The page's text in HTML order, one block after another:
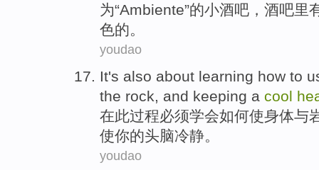
为“Ambiente”的小酒吧 ，酒吧里
色的。
youdao
It's also about learning how to
the rock, and keeping a cool
在此过程必须学会如何使身体与
使你的头脑冷静。
youdao